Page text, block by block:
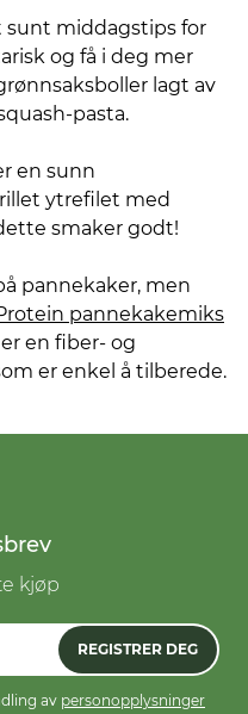
sunt middagstips for
og få i deg mer
lagt av
pasta.
en sunn
ytrefilet med
smaker godt!
pannekaker, men
pannekakemiks
er en fiber- og
er enkel å tilberede.
kjøp
REGISTRER DEG
av personopplysninger